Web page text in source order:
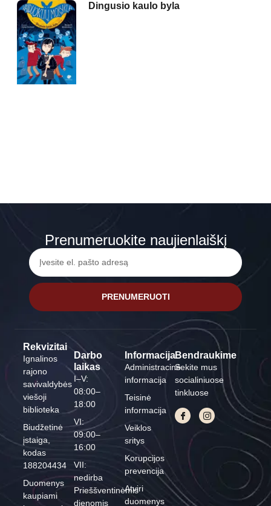
Dingusio kaulo byla
Prenumeruokite naujienlaiškį
PRENUMERUOTI
Rekvizitai
Ignalinos
rajono
savivaldybės
viešoji
biblioteka
Biudžetinė
įstaiga,
kodas
188204434
Duomenys
kaupiami
Darbo
laikas
I–V:
08:00–
18:00
VI:
09:00–
16:00
VII:
nedirba
Prieššventinėmis
dienomis
Informacija
Administracinė
informacija
Teisinė
informacija
Veiklos
sritys
Korupcijos
prevencija
Atviri
duomenys
Bendraukime
Sekite mus
socialiniuose
tinkluose